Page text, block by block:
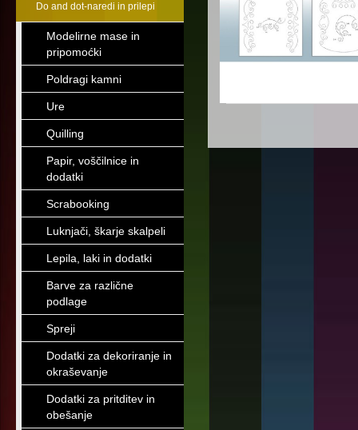
Do and dot-naredi in prilepi
Modelirne mase in
pripomoćki
Poldragi kamni
Ure
Quilling
Papir, voščilnice in
dodatki
Scrabooking
Luknjači, škarje skalpeli
Lepila, laki in dodatki
Barve za različne
podlage
Spreji
Dodatki za dekoriranje in
okraševanje
Dodatki za pritditev in
obešanje